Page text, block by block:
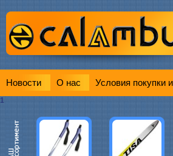
Новости О нас Условия покупки
1